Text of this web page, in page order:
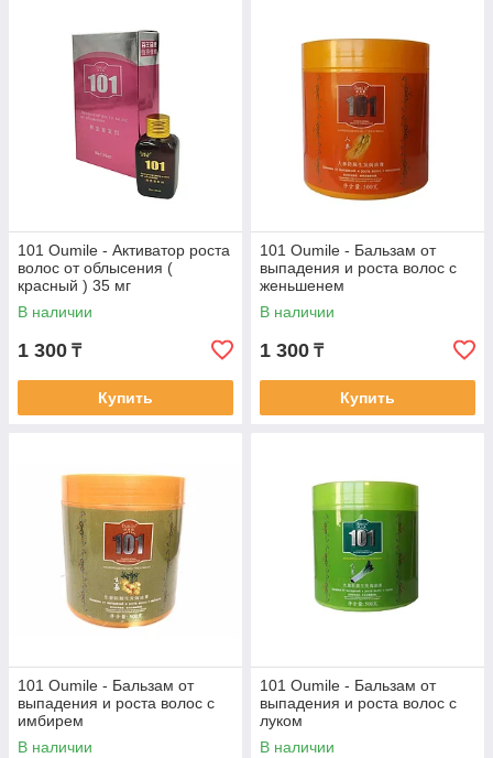
101 Oumile - Активатор роста
волос от облысения (
красный ) 35 мг
В наличии
1 300 ₸
Купить
101 Oumile - Бальзам от
выпадения и роста волос с
женьшенем
В наличии
1 300 ₸
Купить
101 Oumile - Бальзам от
выпадения и роста волос с
имбирем
В наличии
101 Oumile - Бальзам от
выпадения и роста волос с
луком
В наличии